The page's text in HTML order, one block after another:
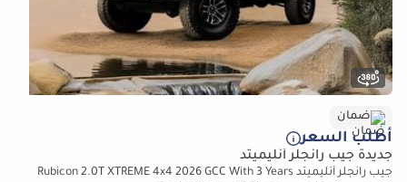
ضمان
أطلب السعر
جديدة جيب رانجلر أنليميتد
جيب رانجلر أنليميتد Rubicon 2.0T XTREME 4x4 2026 GCC With 3 Years